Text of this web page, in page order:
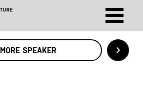
MORE SPEAKER